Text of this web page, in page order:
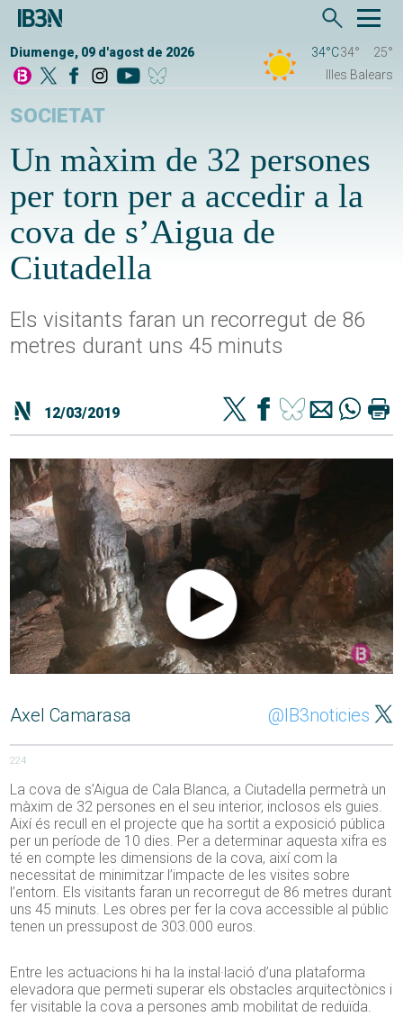
Diumenge, 09 d'agost de 2026 34°C34°
25°
Illes Balears
SOCIETAT
Un màxim de 32 persones
per torn per a accedir a la
cova de s’Aigua de
Ciutadella
Els visitants faran un recorregut de 86
metres durant uns 45 minuts
12/03/2019
Axel Camarasa @IB3noticies
224
La cova de s’Aigua de Cala Blanca, a Ciutadella permetrà un
màxim de 32 persones en el seu interior, inclosos els guies.
Així és recull en el projecte que ha sortit a exposició pública
per un període de 10 dies. Per a determinar aquesta xifra es
té en compte les dimensions de la cova, així com la
necessitat de minimitzar l’impacte de les visites sobre
l’entorn. Els visitants faran un recorregut de 86 metres durant
uns 45 minuts. Les obres per fer la cova accessible al públic
tenen un pressupost de 303.000 euros.
Entre les actuacions hi ha la instal·lació d’una plataforma
elevadora que permeti superar els obstacles arquitectònics i
fer visitable la cova a persones amb mobilitat de reduïda.